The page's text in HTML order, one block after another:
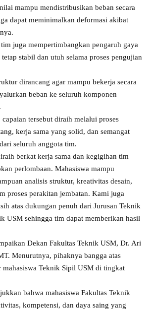
mampu mendistribusikan beban secara
dapat meminimalkan deformasi akibat
juga mempertimbangkan pengaruh gaya
stabil dan utuh selama proses pengujian
dirancang agar mampu bekerja secara
beban ke seluruh komponen
tersebut diraih melalui proses
kerja sama yang solid, dan semangat
seluruh anggota tim.
berkat kerja sama dan kegigihan tim
perlombaan. Mahasiswa mampu
analisis struktur, kreativitas desain,
proses perakitan jembatan. Kami juga
atas dukungan penuh dari Jurusan Teknik
USM sehingga tim dapat memberikan hasil
Dekan Fakultas Teknik USM, Dr. Ari
Menurutnya, pihaknya bangga atas
mahasiswa Teknik Sipil USM di tingkat
bahwa mahasiswa Fakultas Teknik
kompetensi, dan daya saing yang